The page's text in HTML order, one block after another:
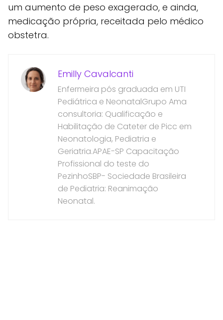
um aumento de peso exagerado, e ainda,
medicação própria, receitada pelo médico
obstetra.
Emilly Cavalcanti
Enfermeira pós graduada em UTI
Pediátrica e NeonatalGrupo Ama
consultoria: Qualificação e
Habilitação de Cateter de Picc em
Neonatologia, Pediatria e
Geriatria.APAE-SP Capacitação
Profissional do teste do
PezinhoSBP- Sociedade Brasileira
de Pediatria: Reanimação
Neonatal.